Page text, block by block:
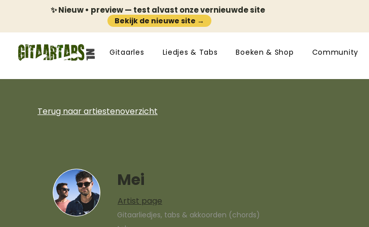
✨ Nieuw • preview — test alvast onze vernieuwde site
Bekijk de nieuwe site →
Gitaarles Liedjes & Tabs Boeken & Shop Community
Terug naar artiestenoverzicht
Mei
Artist page
Gitaarliedjes, tabs & akkoorden (chords)